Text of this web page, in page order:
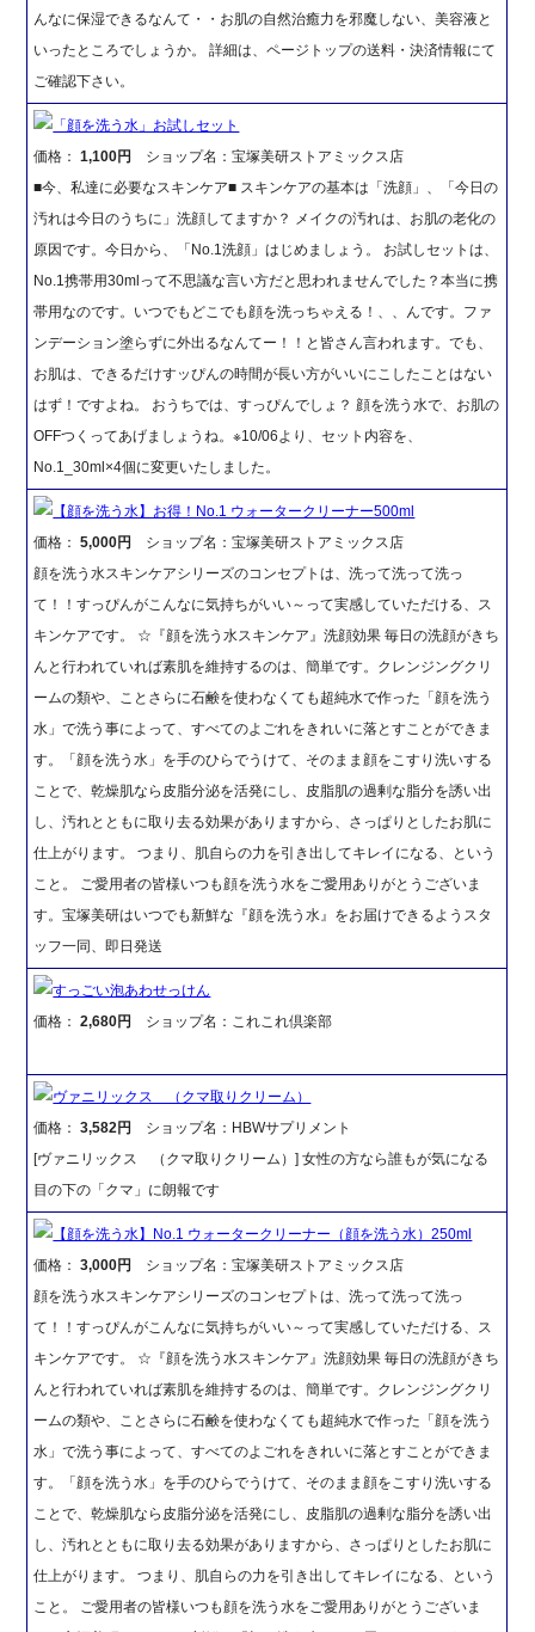
んなに保湿できるなんて・・お肌の自然治癒力を邪魔しない、美容液と
いったところでしょうか。 詳細は、ページトップの送料・決済情報にて
ご確認下さい。
「顔を洗う水」お試しセット
価格：1,100円
ショップ名：宝塚美研ストアミックス店
■今、私達に必要なスキンケア■ スキンケアの基本は「洗顔」、「今日の
汚れは今日のうちに」洗顔してますか？ メイクの汚れは、お肌の老化の
原因です。今日から、「No.1洗顔」はじめましょう。 お試しセットは、
No.1携帯用30mlって不思議な言い方だと思われませんでした？本当に携
帯用なのです。いつでもどこでも顔を洗っちゃえる！、、んです。ファ
ンデーション塗らずに外出るなんてー！！と皆さん言われます。でも、
お肌は、できるだけすッぴんの時間が長い方がいいにこしたことはない
はず！ですよね。 おうちでは、すっぴんでしょ？ 顔を洗う水で、お肌の
OFFつくってあげましょうね。※10/06より、セット内容を、
No.1_30ml×4個に変更いたしました。
【顔を洗う水】お得！No.1 ウォータークリーナー500ml
価格：5,000円
ショップ名：宝塚美研ストアミックス店
顔を洗う水スキンケアシリーズのコンセプトは、洗って洗って洗っ
て！！すっぴんがこんなに気持ちがいい～って実感していただける、ス
キンケアです。 ☆『顔を洗う水スキンケア』洗顔効果 毎日の洗顔がきち
んと行われていれば素肌を維持するのは、簡単です。クレンジングクリ
ームの類や、ことさらに石鹸を使わなくても超純水で作った「顔を洗う
水」で洗う事によって、すべてのよごれをきれいに落とすことができま
す。「顔を洗う水」を手のひらでうけて、そのまま顔をこすり洗いする
ことで、乾燥肌なら皮脂分泌を活発にし、皮脂肌の過剰な脂分を誘い出
し、汚れとともに取り去る効果がありますから、さっぱりとしたお肌に
仕上がります。 つまり、肌自らの力を引き出してキレイになる、という
こと。 ご愛用者の皆様いつも顔を洗う水をご愛用ありがとうございま
す。宝塚美研はいつでも新鮮な『顔を洗う水』をお届けできるようスタ
ッフ一同、即日発送
すっごい泡あわせっけん
価格：2,680円 ショップ名：これこれ倶楽部
ヴァニリックス （クマ取りクリーム）
価格：3,582円
ショップ名：HBWサプリメント
[ヴァニリックス （クマ取りクリーム）] 女性の方なら誰もが気になる
目の下の「クマ」に朗報です
【顔を洗う水】No.1 ウォータークリーナー（顔を洗う水）250ml
価格：3,000円
ショップ名：宝塚美研ストアミックス店
顔を洗う水スキンケアシリーズのコンセプトは、洗って洗って洗っ
て！！すっぴんがこんなに気持ちがいい～って実感していただける、ス
キンケアです。 ☆『顔を洗う水スキンケア』洗顔効果 毎日の洗顔がきち
んと行われていれば素肌を維持するのは、簡単です。クレンジングクリ
ームの類や、ことさらに石鹸を使わなくても超純水で作った「顔を洗う
水」で洗う事によって、すべてのよごれをきれいに落とすことができま
す。「顔を洗う水」を手のひらでうけて、そのまま顔をこすり洗いする
ことで、乾燥肌なら皮脂分泌を活発にし、皮脂肌の過剰な脂分を誘い出
し、汚れとともに取り去る効果がありますから、さっぱりとしたお肌に
仕上がります。 つまり、肌自らの力を引き出してキレイになる、という
こと。 ご愛用者の皆様いつも顔を洗う水をご愛用ありがとうございま